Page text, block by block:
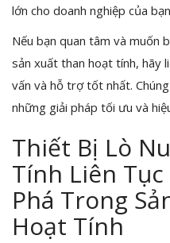
lớn cho doanh nghiệp của
Nếu bạn quan tâm và muốn
sản xuất than hoạt tính, hãy
vấn và hỗ trợ tốt nhất.
những giải pháp tối ưu và
Thiết Bị Lò
Tính Liên
Phá Trong
Hoạt Tính